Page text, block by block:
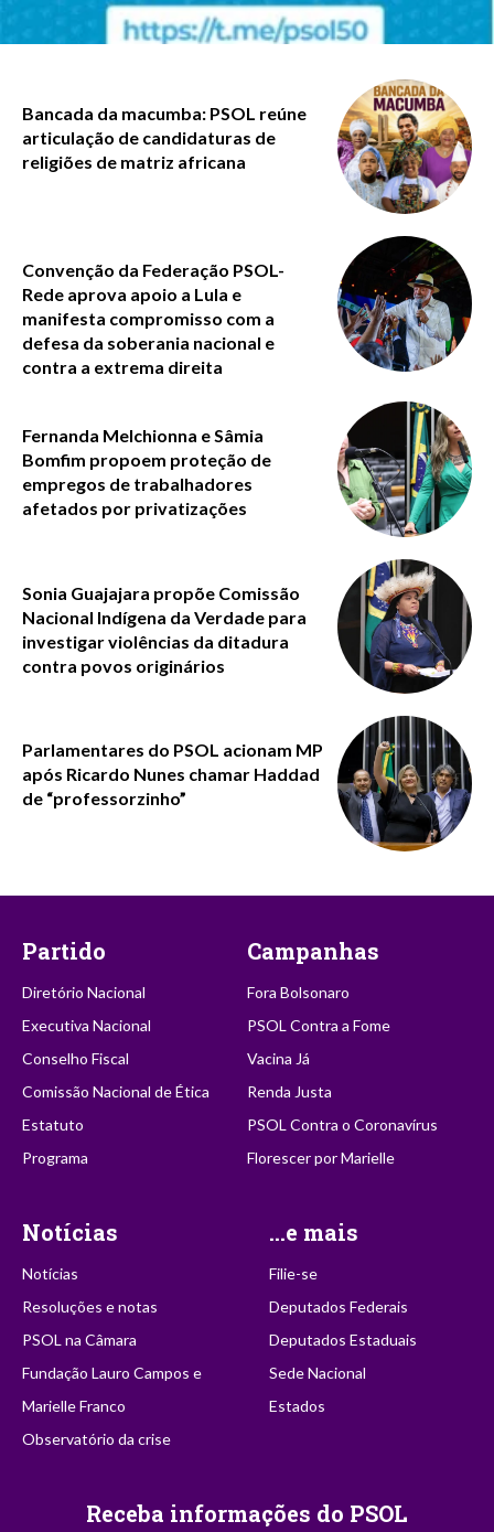
Bancada da macumba: PSOL reúne
articulação de candidaturas de
religiões de matriz africana
Convenção da Federação PSOL-
Rede aprova apoio a Lula e
manifesta compromisso com a
defesa da soberania nacional e
contra a extrema direita
Fernanda Melchionna e Sâmia
Bomfim propoem proteção de
empregos de trabalhadores
afetados por privatizações
Sonia Guajajara propõe Comissão
Nacional Indígena da Verdade para
investigar violências da ditadura
contra povos originários
Parlamentares do PSOL acionam MP
após Ricardo Nunes chamar Haddad
de “professorzinho”
Partido
Diretório Nacional
Executiva Nacional
Conselho Fiscal
Comissão Nacional de Ética
Estatuto
Programa
Campanhas
Fora Bolsonaro
PSOL Contra a Fome
Vacina Já
Renda Justa
PSOL Contra o Coronavírus
Florescer por Marielle
Notícias
Notícias
Resoluções e notas
PSOL na Câmara
Fundação Lauro Campos e
Marielle Franco
Observatório da crise
...e mais
Filie-se
Deputados Federais
Deputados Estaduais
Sede Nacional
Estados
Receba informações do PSOL